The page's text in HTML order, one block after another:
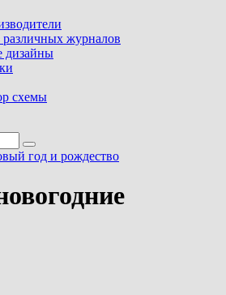
журналов
дизайны
схемы
год и рождество